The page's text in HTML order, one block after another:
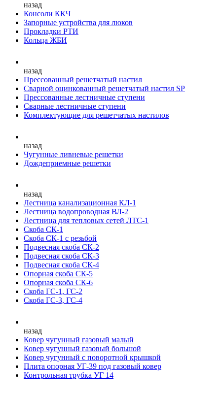
назад
Консоли ККЧ
Запорные устройства для люков
Прокладки РТИ
Кольца ЖБИ
назад
Прессованный решетчатый настил
Сварной оцинкованный решетчатый настил SP
Прессованные лестничные ступени
Сварные лестничные ступени
Комплектующие для решетчатых настилов
назад
Чугунные ливневые решетки
Дождеприемные решетки
назад
Лестница канализационная КЛ-1
Лестница водопроводная ВЛ-2
Лестница для тепловых сетей ЛТС-1
Скоба СК-1
Скоба СК-1 с резьбой
Подвесная скоба СК-2
Подвесная скоба СК-3
Подвесная скоба СК-4
Опорная скоба СК-5
Опорная скоба СК-6
Скоба ГС-1, ГС-2
Скоба ГС-3, ГС-4
назад
Ковер чугунный газовый малый
Ковер чугунный газовый большой
Ковер чугунный с поворотной крышкой
Плита опорная УГ-39 под газовый ковер
Контрольная трубка УГ 14